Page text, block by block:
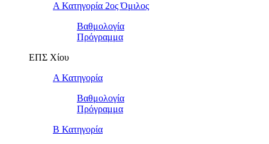
Α Κατηγορία 2ος Όμιλος
Βαθμολογία
Πρόγραμμα
ΕΠΣ Χίου
Α Κατηγορία
Βαθμολογία
Πρόγραμμα
Β Κατηγορία